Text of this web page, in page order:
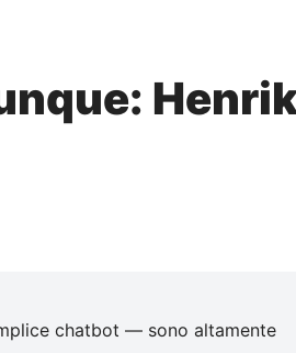
chatbot — sono altamente